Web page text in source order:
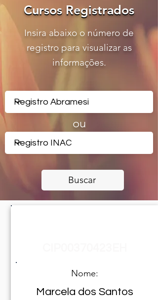
Cursos Registrados
Cursos Registrados
Insira abaixo o número de
registro para visualizar as
informações.
ou
Buscar
Nome:
Marcela dos Santos